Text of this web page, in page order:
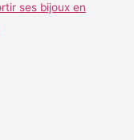
ses bijoux en